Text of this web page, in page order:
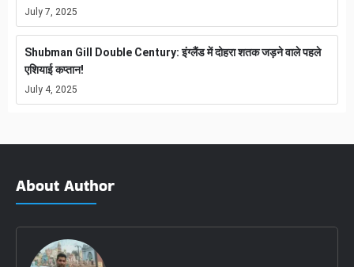
July 7, 2025
Shubman Gill Double Century: इंग्लैंड में दोहरा शतक जड़ने वाले पहले
एशियाई कप्तान!
July 4, 2025
About Author